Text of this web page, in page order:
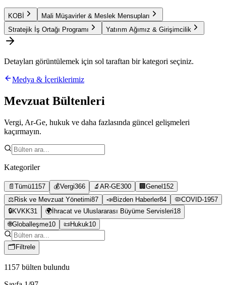
KOBİ
Mali Müşavirler & Meslek Mensupları
Stratejik İş Ortağı Programı
Yatırım Ağımız & Girişimcilik
Detayları görüntülemek için sol taraftan bir kategori seçiniz.
Medya & İçeriklerimiz
Mevzuat Bültenleri
Vergi, Ar-Ge, hukuk ve daha fazlasında güncel gelişmeleri
kaçırmayın.
Kategoriler
📄 Tümü1157 💰Vergi366 🔬 AR-GE300 🏢 Genel 152
⚖️ Risk ve Mevzuat Yönetimi87 📣Bizden Haberler84 🦠COVID-1957
🔒KVKK31 🌍 İhracat ve Uluslararası Büyüme Servisleri18
🌐Globalleşme10 📜Hukuk10
🗂 Filtrele
1157 bülten bulundu